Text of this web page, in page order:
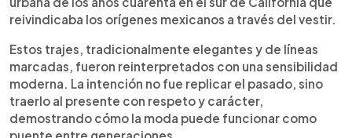
reivindicaba los orígenes mexicanos a través del vestir.
Estos trajes, tradicionalmente elegantes y de líneas
marcadas, fueron reinterpretados con una sensibilidad
moderna. La intención no fue replicar el pasado, sino
traerlo al presente con respeto y carácter,
demostrando cómo la moda puede funcionar como